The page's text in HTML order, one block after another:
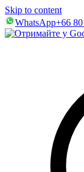
Skip to content
WhatsApp+66